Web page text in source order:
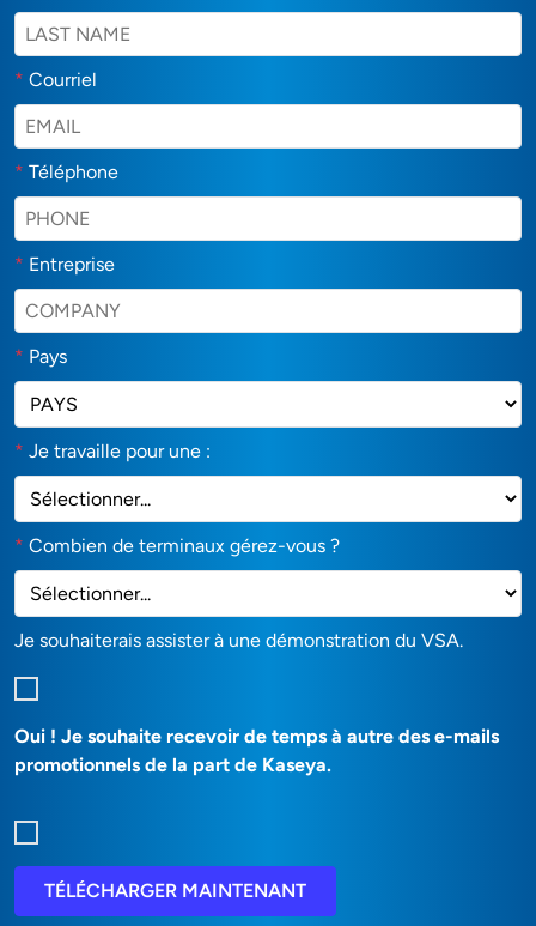
* Courriel
* Téléphone
* Entreprise
* Pays
* Je travaille pour une :
* Combien de terminaux gérez-vous ?
Je souhaiterais assister à une démonstration du VSA.
Oui ! Je souhaite recevoir de temps à autre des e-mails
promotionnels de la part de Kaseya.
TÉLÉCHARGER MAINTENANT